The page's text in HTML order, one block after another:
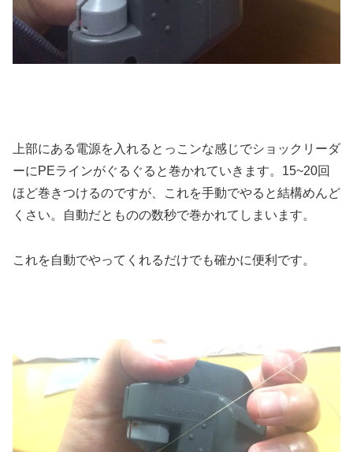
上部にある電源を入れるとっこンな感じでショックリーダ
ーにPEラインがぐるぐると巻かれていきます。15~20回
ほど巻きつけるのですが、これを手動でやると結構めんど
くさい。自動だとものの数秒で巻かれてしまいます。
これを自動でやってくれるだけでも確かに便利です。